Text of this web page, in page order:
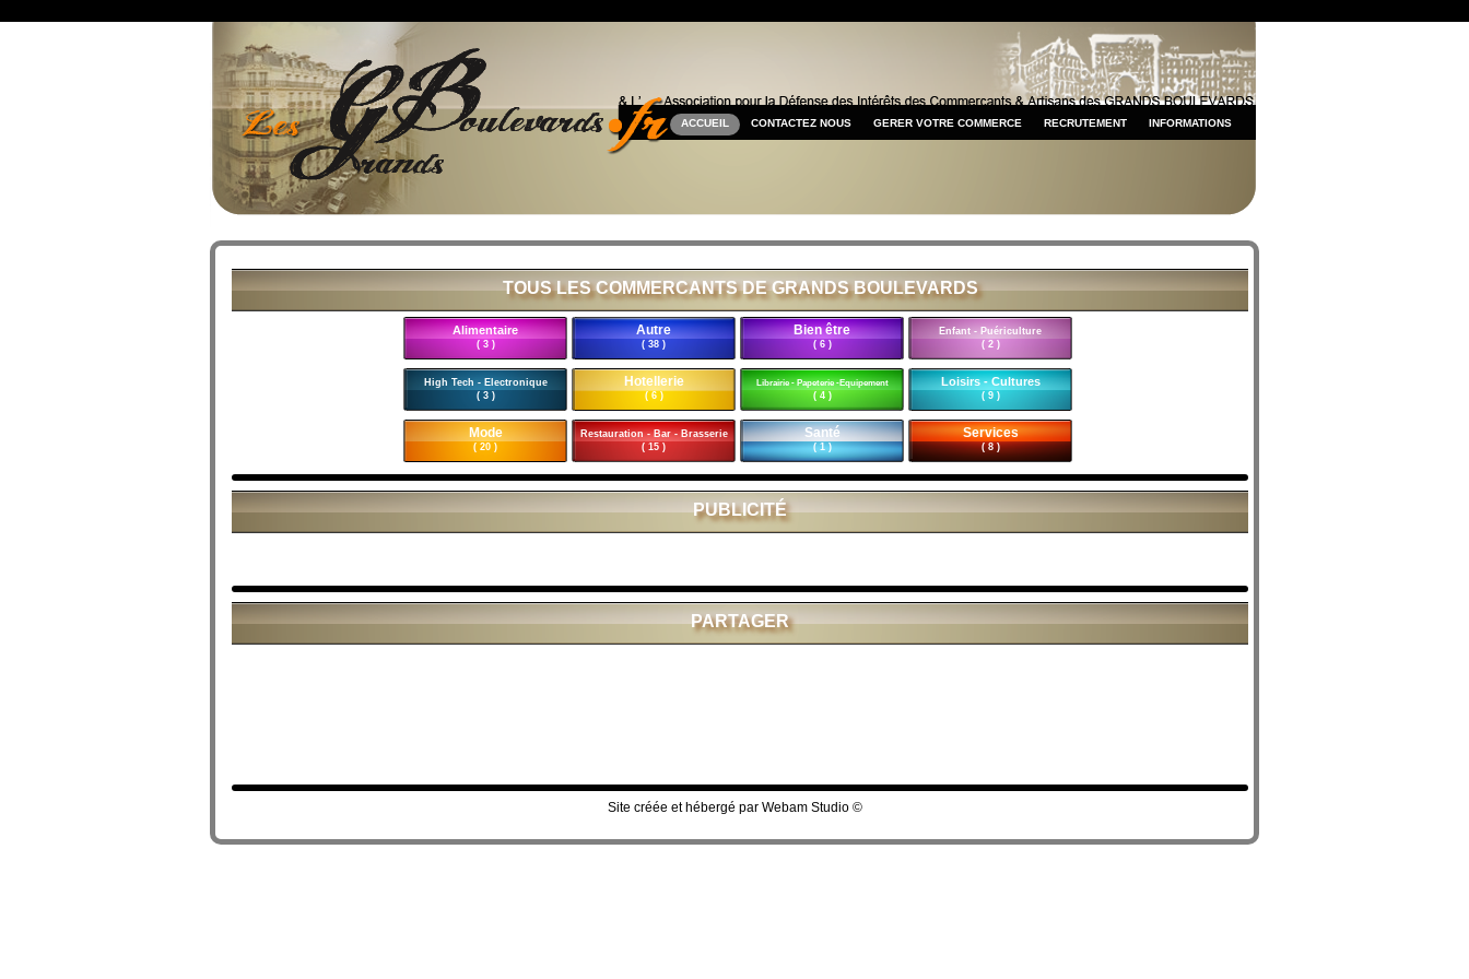
ACCUEIL CONTACTEZ NOUS GERER VOTRE COMMERCE RECRUTEMENT INFORMATIONS
TOUS LES COMMERCANTS DE GRANDS BOULEVARDS
Alimentaire
( 3 )
Autre
( 38 )
Bien être
( 6 )
Enfant - Puériculture
( 2 )
High Tech - Electronique
( 3 )
Hotellerie
( 6 )
Librairie - Papeterie -Equipement
( 4 )
Loisirs - Cultures
( 9 )
Mode
( 20 )
Restauration - Bar - Brasserie
( 15 )
Santé
( 1 )
Services
( 8 )
PUBLICITÉ
PARTAGER
Site créée et hébergé par Webam Studio©